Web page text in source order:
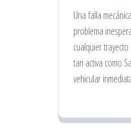
Una falla
problema
cualquier
tan activa como
vehicular